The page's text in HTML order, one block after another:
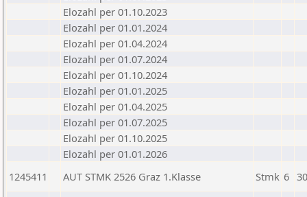
Elozahl per 01.10.2023
Elozahl per 01.01.2024
Elozahl per 01.04.2024
Elozahl per 01.07.2024
Elozahl per 01.10.2024
Elozahl per 01.01.2025
Elozahl per 01.04.2025
Elozahl per 01.07.2025
Elozahl per 01.10.2025
Elozahl per 01.01.2026
1245411
AUT STMK 2526 Graz 1.Klasse Stmk 6